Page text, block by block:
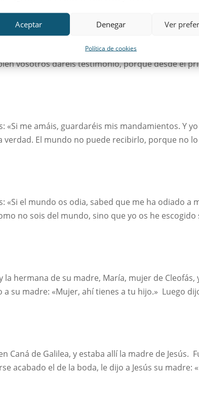
Aceptar Denegar Ver
Política de cookies
«Cuando venga el Paráclito, que os enviaré
vosotros daréis testimonio, porque desde el
«Si me amáis, guardaréis mis mandamientos. Y
El mundo no puede recibirlo, porque no
«Si el mundo os odia, sabed que me ha odiado
no sois del mundo, sino que yo os he
la hermana de su madre, María, mujer de
su madre: «Mujer, ahí tienes a tu hijo.» Luego
Caná de Galilea, y estaba allí la madre de Jesús.
acabado el de la boda, le dijo a Jesús su madre: